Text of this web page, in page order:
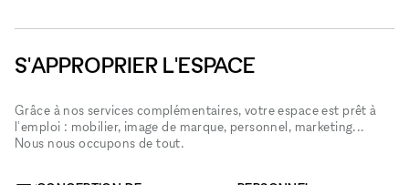
S'APPROPRIER L'ESPACE
Grâce à nos services complémentaires, votre espace est prêt à
l'emploi : mobilier, image de marque, personnel, marketing...
Nous nous occupons de tout.